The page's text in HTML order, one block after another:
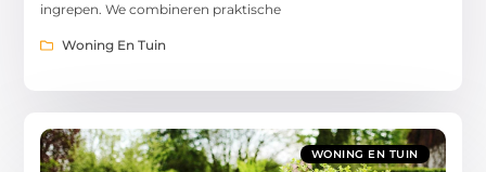
ingrepen. We combineren praktische
Woning En Tuin
WONING EN TUIN